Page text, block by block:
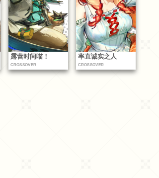
露营时间喵！
CROSSOVER
率直诚实之人
CROSSOVER